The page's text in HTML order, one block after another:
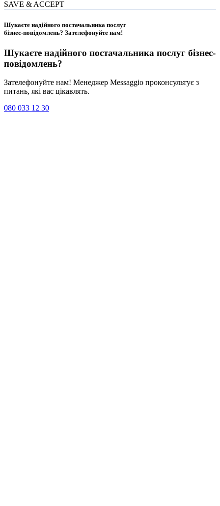
SAVE & ACCEPT
Шукаєте надійного постачальника послуг
бізнес-повідомлень? Зателефонуйте нам!
Шукаєте надійного постачальника послуг бізнес-
повідомлень?
Зателефонуйте нам! Менеджер Messaggio проконсультує з
питань, які вас цікавлять.
080 033 12 30